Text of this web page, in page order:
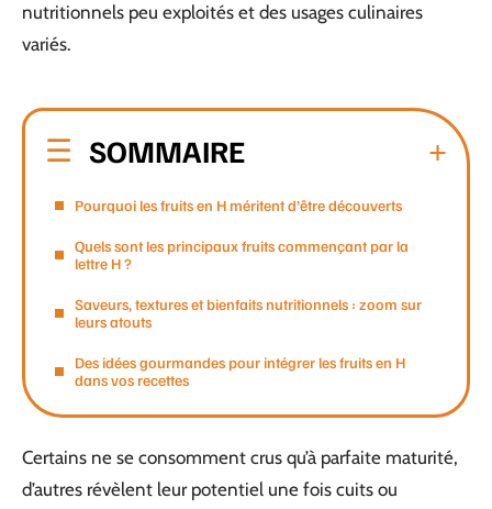
nutritionnels peu exploités et des usages culinaires
variés.
SOMMAIRE
Pourquoi les fruits en H méritent d’être découverts
Quels sont les principaux fruits commençant par la
lettre H ?
Saveurs, textures et bienfaits nutritionnels : zoom sur
leurs atouts
Des idées gourmandes pour intégrer les fruits en H
dans vos recettes
Certains ne se consomment crus qu’à parfaite maturité,
d’autres révèlent leur potentiel une fois cuits ou